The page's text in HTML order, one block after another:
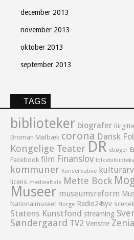
december 2013
november 2013
oktober 2013
september 2013
TAGS
biblioteker biografer
Broman Mølbæk corona Dansk
Kongelige Teater DR ebøger
Facebook film Finanslov
kommuner Konservative kulturarv
licens medieaftale Mette Bock
Museer museumsreform
Nationalmuseet Norge Radio24syv
Statens Kunstfond streaming
Søndergaard TV2 Venstre